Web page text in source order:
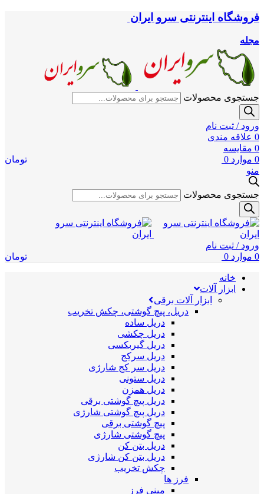
فروشگاه اینترنتی سرو ایران
مجله
جستجوی محصولات
ورود / ثبت نام
0 علاقه مندی
0 مقایسه
0 موارد 0
تومان
منو
جستجوی محصولات
ورود / ثبت نام
0 موارد 0 تومان
خانه
ابزار آلات
ابزار آلات برقی
دریل، پیچ گوشتی، چکش تخریب
دریل ساده
دریل چکشی
دریل گیربکسی
دریل سرکج
دریل سر کج شارژی
دریل ستونی
دریل همزن
دریل پیچ گوشتی برقی
دریل پیچ گوشتی شارژی
پیچ گوشتی برقی
پیچ گوشتی شارژی
دریل بتن کن
دریل بتن کن شارژی
چکش تخریب
فرز ها
مینی فرز